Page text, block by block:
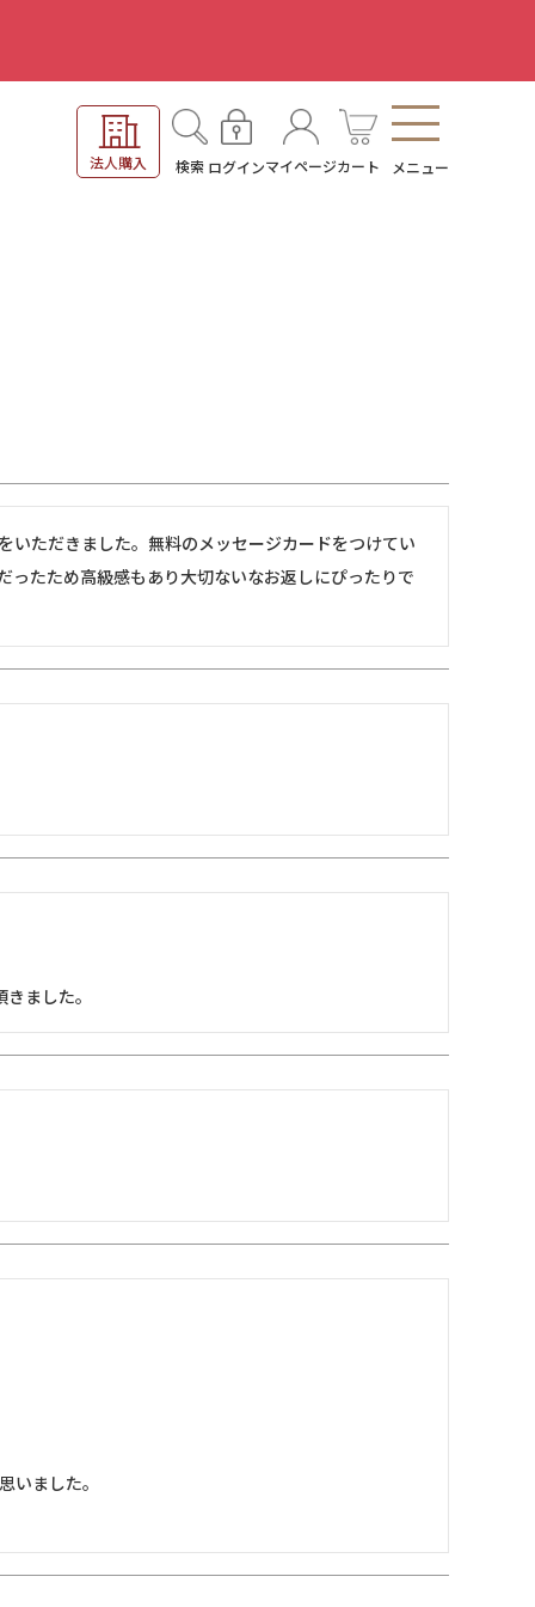
法人購入 検索 ログインマイページカート メニュー
いただきました。無料のメッセージカードをつけてい
たため高級感もあり大切ないなお返しにぴったりで
ました。
いました。